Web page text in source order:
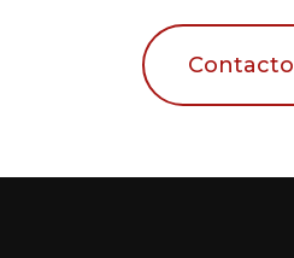
Contacto